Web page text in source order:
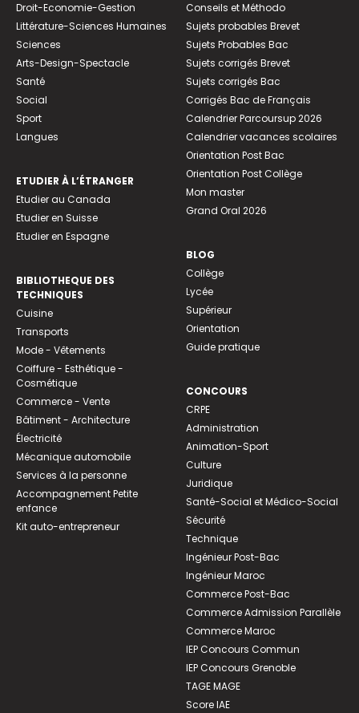
Droit-Economie-Gestion
Littérature-Sciences Humaines
Sciences
Arts-Design-Spectacle
Santé
Social
Sport
Langues
ETUDIER À L’ÉTRANGER
Etudier au Canada
Etudier en Suisse
Etudier en Espagne
BIBLIOTHEQUE DES
TECHNIQUES
Cuisine
Transports
Mode - Vêtements
Coiffure - Esthétique -
Cosmétique
Commerce - Vente
Bâtiment - Architecture
Électricité
Mécanique automobile
Services à la personne
Accompagnement Petite
enfance
Kit auto-entrepreneur
Conseils et Méthodo
Sujets probables Brevet
Sujets Probables Bac
Sujets corrigés Brevet
Sujets corrigés Bac
Corrigés Bac de Français
Calendrier Parcoursup 2026
Calendrier vacances scolaires
Orientation Post Bac
Orientation Post Collège
Mon master
Grand Oral 2026
BLOG
Collège
Lycée
Supérieur
Orientation
Guide pratique
CONCOURS
CRPE
Administration
Animation-Sport
Culture
Juridique
Santé-Social et Médico-Social
Sécurité
Technique
Ingénieur Post-Bac
Ingénieur Maroc
Commerce Post-Bac
Commerce Admission Parallèle
Commerce Maroc
IEP Concours Commun
IEP Concours Grenoble
TAGE MAGE
Score IAE